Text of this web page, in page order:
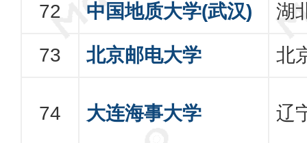
中国地质大学(武汉) 湖
北京邮电大学 北
大连海事大学 辽